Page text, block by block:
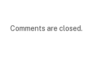
Comments are closed.